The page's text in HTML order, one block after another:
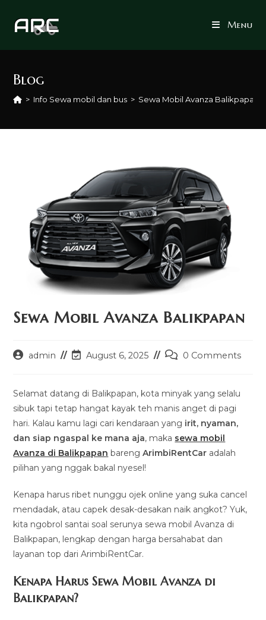
Menu
Blog
> Info Sewa mobil dan bus > Sewa Mobil Avanza Balikpapan
Sewa Mobil Avanza Balikpapan
Postadmin
PostAugust 6, 2025
Post0 Comments
Selamat datang di Balikpapan, kota minyak yang selalu
sibuk tapi tetap hangat kayak teh manis anget di pagi
hari. Kalau kamu lagi cari kendaraan yang irit, nyaman,
dan siap ngaspal ke mana aja, maka sewa mobil
Avanza di Balikpapan barengArimbiRentCar adalah
pilihan yang nggak bakal nyesel!
Kenapa harus ribet nunggu ojek online yang suka cancel
mendadak, atau capek desak-desakan naik angkot? Yuk,
kita ngobrol santai soal serunya sewa mobil Avanza di
Balikpapan, lengkap dengan harga bersahabat dan
layanan top dari ArimbiRentCar.
Kenapa Harus Sewa Mobil Avanza di
Balikpapan?